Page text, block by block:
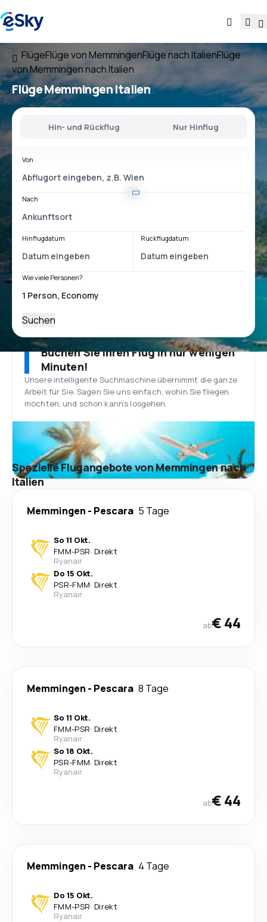
FlügeFlüge von MemmingenFlüge nach ItalienFlüge
von Memmingen nach Italien
FlügeMemmingen Italien
Hin- und Rückflug Nur Hinflug
Von
Nach
Hinflugdatum Rückflugdatum
Wie viele Personen?
Suchen
Buchen Sie Ihren Flug in nur wenigen
Minuten!
Unsere intelligente Suchmaschine übernimmt die ganze
Arbeit für Sie. Sagen Sie uns einfach, wohin Sie fliegen
möchten, und schon kann’s losgehen.
Spezielle Flugangebote von Memmingen nach
Italien
Memmingen - Pescara 5 Tage
So 11 Okt.
FMM-PSR· Direkt
Ryanair
Do 15 Okt.
PSR-FMM· Direkt
Ryanair
ab€ 44
Memmingen - Pescara 8 Tage
So 11 Okt.
FMM-PSR· Direkt
Ryanair
So 18 Okt.
PSR-FMM· Direkt
Ryanair
ab€ 44
Memmingen - Pescara 4 Tage
Do 15 Okt.
FMM-PSR· Direkt
Ryanair